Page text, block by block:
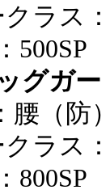
ラス
500SP
グガー
腰（
ラス
800SP